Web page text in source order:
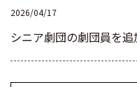
2026/04/17
シニア劇団の劇団員を追